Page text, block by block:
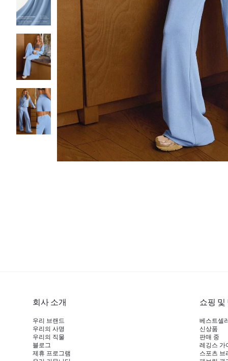
회사 소개
우리 브랜드
우리의 사명
우리의 직물
블로그
제휴 프로그램
쇼핑 및
베스트셀
신상품
판매 중
레깅스 가
스포츠 브